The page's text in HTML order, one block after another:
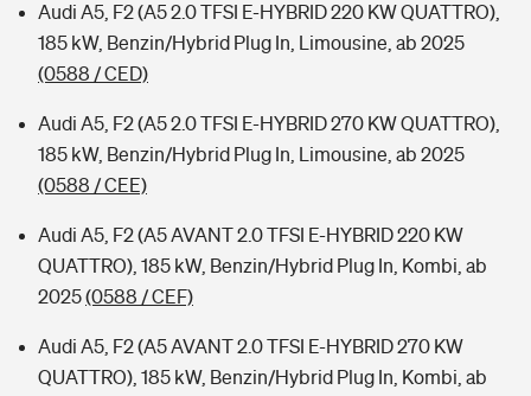
Audi A5, F2 (A5 2.0 TFSI E-HYBRID 220 KW QUATTRO),
185 kW, Benzin/Hybrid Plug In, Limousine, ab 2025
(0588 / CED)
Audi A5, F2 (A5 2.0 TFSI E-HYBRID 270 KW QUATTRO),
185 kW, Benzin/Hybrid Plug In, Limousine, ab 2025
(0588 / CEE)
Audi A5, F2 (A5 AVANT 2.0 TFSI E-HYBRID 220 KW
QUATTRO), 185 kW, Benzin/Hybrid Plug In, Kombi, ab
2025(0588 / CEF)
Audi A5, F2 (A5 AVANT 2.0 TFSI E-HYBRID 270 KW
QUATTRO), 185 kW, Benzin/Hybrid Plug In, Kombi, ab